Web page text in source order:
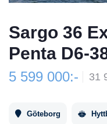
Sargo 36
Penta D6-
5 599 000:- 31
Göteborg